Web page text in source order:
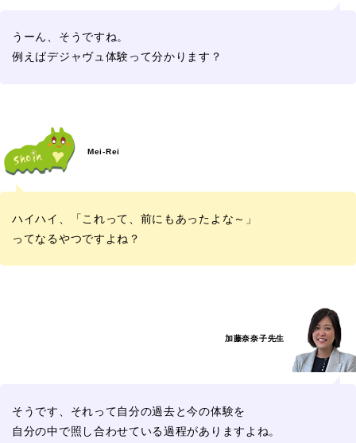
うーん、そうですね。
例えばデジャヴュ体験って分かります？
Mei-Rei
ハイハイ、「これって、前にもあったよな～」
ってなるやつですよね？
加藤奈奈子先生
そうです、それって自分の過去と今の体験を
自分の中で照し合わせている過程がありますよね。